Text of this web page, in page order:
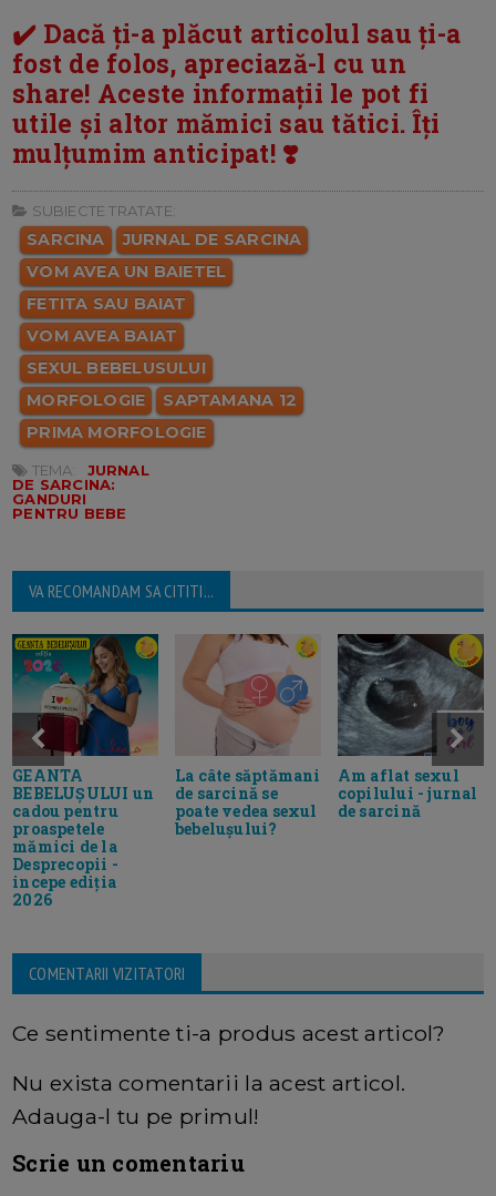
✔️ Dacă ți-a plăcut articolul sau ți-a
fost de folos, apreciază-l cu un
share! Aceste informații le pot fi
utile și altor mămici sau tătici. Îți
mulțumim anticipat! ❣️
SUBIECTE TRATATE:
SARCINA
JURNAL DE SARCINA
VOM AVEA UN BAIETEL
FETITA SAU BAIAT
VOM AVEA BAIAT
SEXUL BEBELUSULUI
MORFOLOGIE
SAPTAMANA 12
PRIMA MORFOLOGIE
TEMA:
JURNAL
DE SARCINA:
GANDURI
PENTRU BEBE
VA RECOMANDAM SA CITITI...
GEANTA
BEBELUȘULUI un
cadou pentru
proaspetele
mămici de la
Desprecopii -
incepe ediția
2026
La câte săptămani
de sarcină se
poate vedea sexul
bebelușului?
Am aflat sexul
copilului - jurnal
de sarcină
COMENTARII VIZITATORI
Ce sentimente ti-a produs acest articol?
Nu exista comentarii la acest articol.
Adauga-l tu pe primul!
Scrie un comentariu